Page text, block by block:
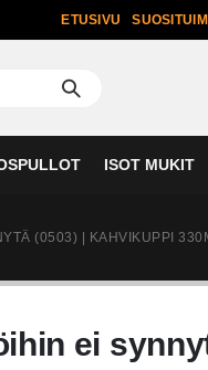
ETUSIVU
ISOT MUKIT
(0503) | KAHVIKUPPI
ei